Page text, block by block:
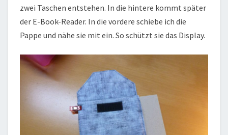
zwei Taschen entstehen. In die hintere kommt später
der E-Book-Reader. In die vordere schiebe ich die
Pappe und nähe sie mit ein. So schützt sie das Display.